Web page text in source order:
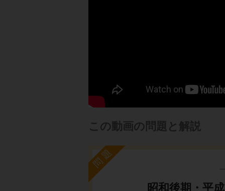
この動画の問題と解説
問題
昭和後期・平